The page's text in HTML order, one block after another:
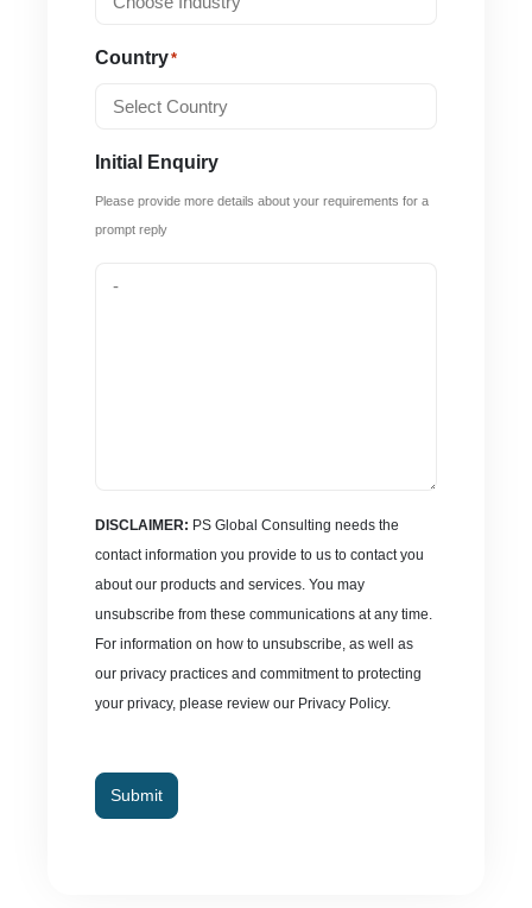
Country*
Initial Enquiry
Please provide more details about your requirements for a
prompt reply
DISCLAIMER: PS Global Consulting needs the
contact information you provide to us to contact you
about our products and services. You may
unsubscribe from these communications at any time.
For information on how to unsubscribe, as well as
our privacy practices and commitment to protecting
your privacy, please review our Privacy Policy.
Submit